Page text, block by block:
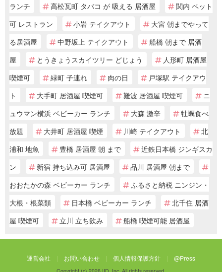
ランチ
高松瓦町 タバコ が 吸える 居酒屋
関内 ペット
可 レストラン
小岩 テイクアウト
大宮 朝までやって
る居酒屋
中野坂上 テイクアウト
船橋 朝まで 居酒
屋
とうきょうスカイツリー どじょう
人形町 居酒屋
喫煙可
緑町 子連れ 肉の日
戸塚駅 テイクアウ
ト
大手町 居酒屋 喫煙可 難波 居酒屋 喫煙可
ニ
ュウマン横浜 ベビーカー ランチ
大森 激辛
牡蠣食べ
放題
大井町 居酒屋 喫煙 川崎 テイクアウト
北
浦和 地魚
豊橋 居酒屋 朝 まで
近鉄日本橋 ジンギスカ
ン
新宿 持ち込み可 居酒屋
品川 居酒屋 朝まで
おおたかの森 ベビーカー ランチ
ふるさと納税 ニンジン・
大根・根菜類
日本橋 ベビーカー ランチ
北千住 居酒
屋 喫煙可
立川 立ち飲み 船橋 喫煙可能 居酒屋
運営会社 お問い合わせ 個人情報保護方針 @Press